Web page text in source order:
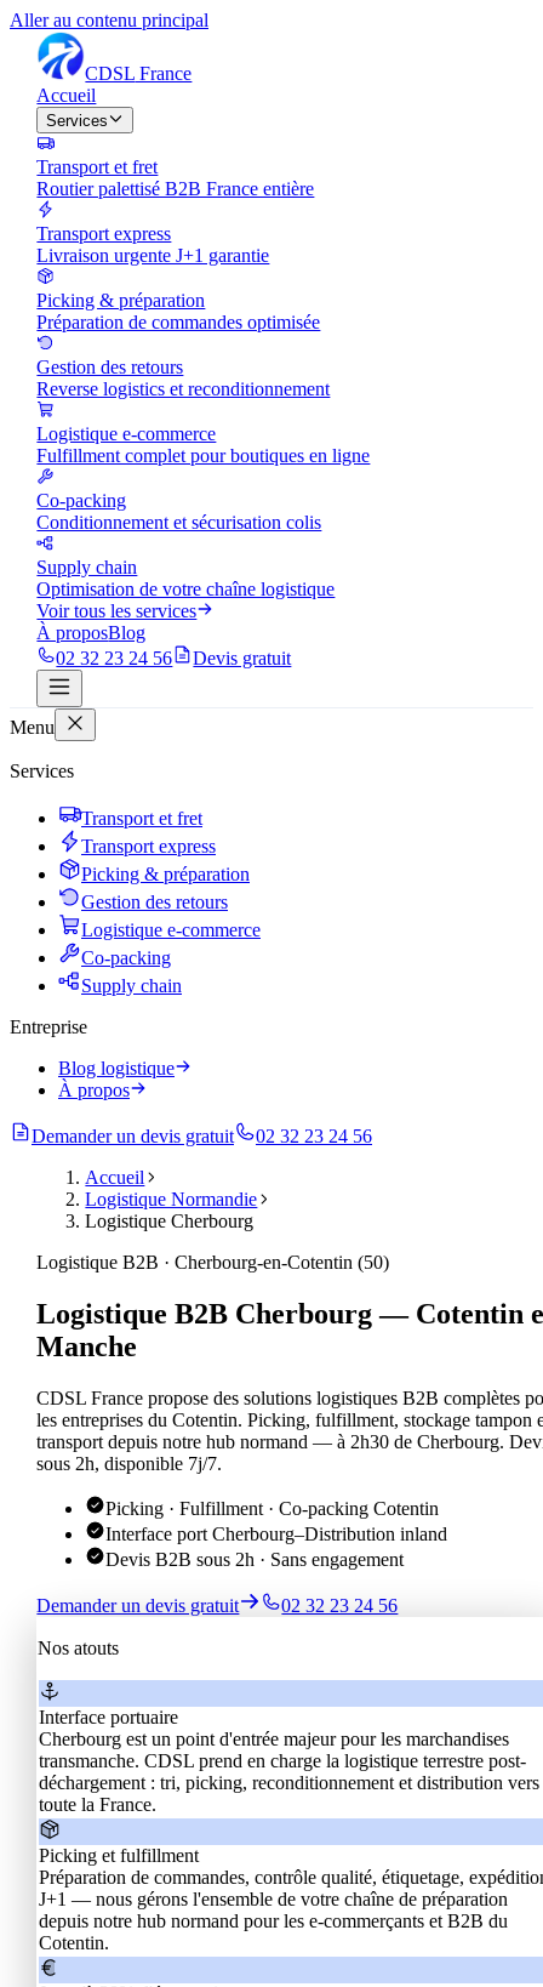
Aller au contenu principal
CDSL France
Accueil
Services
Transport et fret
Routier palettisé B2B France entière
Transport express
Livraison urgente J+1 garantie
Picking & préparation
Préparation de commandes optimisée
Gestion des retours
Reverse logistics et reconditionnement
Logistique e-commerce
Fulfillment complet pour boutiques en ligne
Co-packing
Conditionnement et sécurisation colis
Supply chain
Optimisation de votre chaîne logistique
Voir tous les services
À proposBlog
02 32 23 24 56
Devis gratuit
Menu
Services
Transport et fret
Transport express
Picking & préparation
Gestion des retours
Logistique e-commerce
Co-packing
Supply chain
Entreprise
Blog logistique
À propos
Demander un devis gratuit
02 32 23 24 56
Accueil
Logistique Normandie
Logistique Cherbourg
Logistique B2B · Cherbourg-en-Cotentin (50)
Logistique B2B Cherbourg — Cotentin
Manche
CDSL France propose des solutions logistiques B2B complètes
les entreprises du Cotentin. Picking, fulfillment, stockage tampon
transport depuis notre hub normand — à 2h30 de Cherbourg.
sous 2h, disponible 7j/7.
Picking · Fulfillment · Co-packing Cotentin
Interface port Cherbourg–Distribution inland
Devis B2B sous 2h · Sans engagement
Demander un devis gratuit 02 32 23 24 56
Nos atouts
Interface portuaire
Cherbourg est un point d'entrée majeur pour les marchandises
transmanche. CDSL prend en charge la logistique terrestre post-
déchargement : tri, picking, reconditionnement et distribution vers
toute la France.
Picking et fulfillment
Préparation de commandes, contrôle qualité, étiquetage,
J+1 — nous gérons l'ensemble de votre chaîne de préparation
depuis notre hub normand pour les e-commerçants et B2B du
Cotentin.